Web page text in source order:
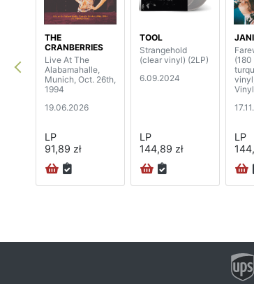
THE
CRANBERRIES
Live At The
Alabamahalle,
Munich, Oct. 26th,
1994
19.06.2026
LP
91,89 zł
TOOL
Strangehold
(clear vinyl) (2LP)
6.09.2024
LP
144,89 zł
(180
LP